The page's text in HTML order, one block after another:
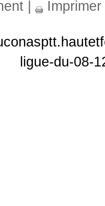
Imprimer
ligue-du-08-